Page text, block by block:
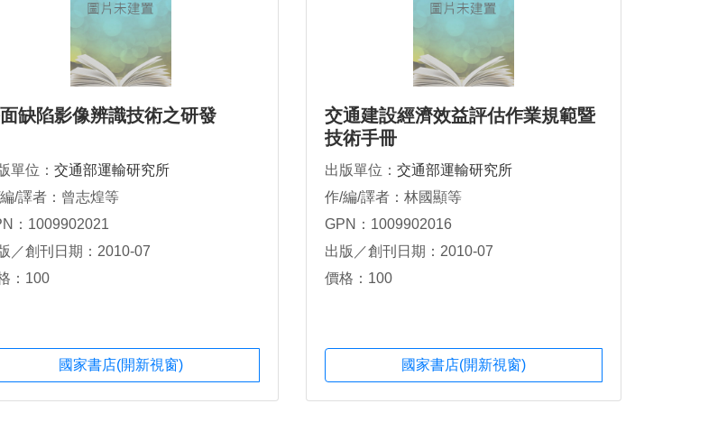
缺陷影像辨識技術之研發
單位： 交通部運輸研究所
/譯者：曾志煌等
：1009902021
／創刊日期：2010-07
：100
國家書店(開新視窗)
交通建設經濟效益評估作業規範暨
技術手冊
出版單位： 交通部運輸研究所
作/編/譯者：林國顯等
GPN：1009902016
出版／創刊日期：2010-07
價格：100
國家書店(開新視窗)